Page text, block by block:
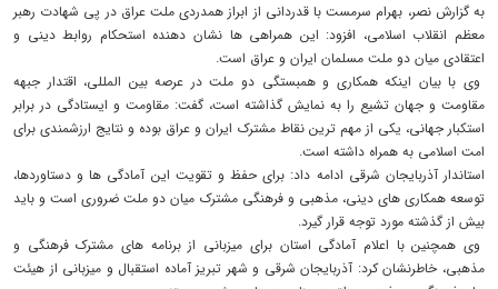
به گزارش نصر، بهرام سرمست با قدردانی از ابراز همدردی ملت عراق در پی شهادت رهبر
معظم انقلاب اسلامی، افزود: این همراهی‌ ها نشان‌ دهنده استحکام روابط دینی و
اعتقادی میان دو ملت مسلمان ایران و عراق است.
وی با بیان اینکه همکاری و همبستگی دو ملت در عرصه بین‌ المللی، اقتدار جبهه
مقاومت و جهان تشیع را به نمایش گذاشته است، گفت: مقاومت و ایستادگی در برابر
استکبار جهانی، یکی از مهم‌ ترین نقاط مشترک ایران و عراق بوده و نتایج ارزشمندی برای
امت اسلامی به همراه داشته است.
استاندار آذربایجان شرقی ادامه داد: برای حفظ و تقویت این آمادگی‌ ها و دستاوردها،
توسعه همکاری‌ های دینی، مذهبی و فرهنگی مشترک میان دو ملت ضروری است و باید
بیش از گذشته مورد توجه قرار گیرد.
وی همچنین با اعلام آمادگی استان برای میزبانی از برنامه‌ های مشترک فرهنگی و
مذهبی، خاطرنشان کرد: آذربایجان شرقی و شهر تبریز آماده استقبال و میزبانی از هیئت‌